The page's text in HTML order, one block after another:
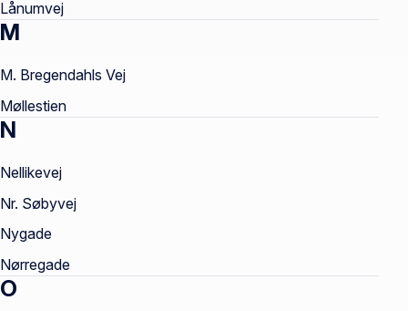
Lånumvej
M
M. Bregendahls Vej
Møllestien
N
Nellikevej
Nr. Søbyvej
Nygade
Nørregade
O